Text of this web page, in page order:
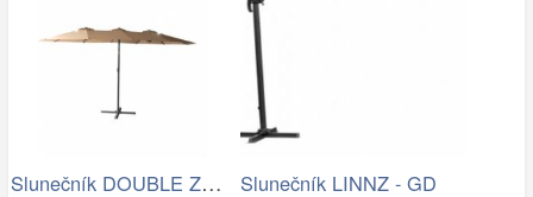
Slunečník DOUBLE ZWU-307 ROJAPLAST Slunečník LINNZ - GD